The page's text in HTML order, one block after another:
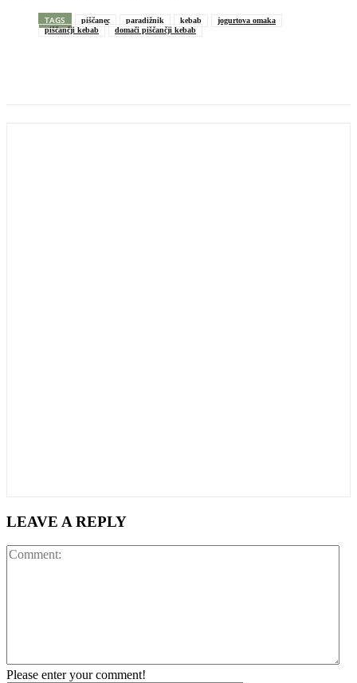
TAGS piščanec paradižnik kebab
jogurtova omaka
piščančji kebab
domači piščančji kebab
LEAVE A REPLY
Please enter your comment!